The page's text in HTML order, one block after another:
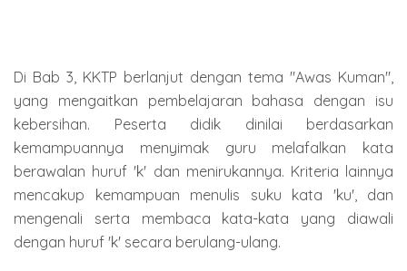
Di Bab 3, KKTP berlanjut dengan tema "Awas Kuman",
yang mengaitkan pembelajaran bahasa dengan isu
kebersihan. Peserta didik dinilai berdasarkan
kemampuannya menyimak guru melafalkan kata
berawalan huruf 'k' dan menirukannya. Kriteria lainnya
mencakup kemampuan menulis suku kata 'ku', dan
mengenali serta membaca kata-kata yang diawali
dengan huruf 'k' secara berulang-ulang.